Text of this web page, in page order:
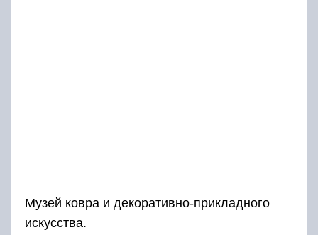
Музей ковра и декоративно-прикладного
искусства.